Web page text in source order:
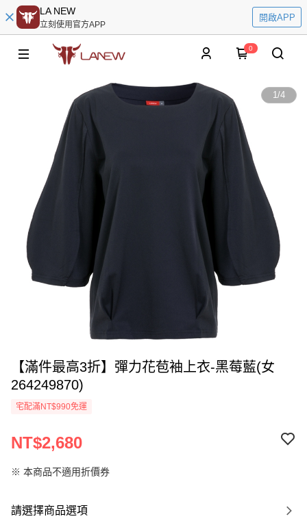
LA NEW
立刻使用官方APP
開啟APP
0
1/4
【滿件最高3折】彈力花苞袖上衣-黑莓藍(女
264249870)
宅配滿NT$990免運
NT$2,680
※ 本商品不適用折價券
請選擇商品選項